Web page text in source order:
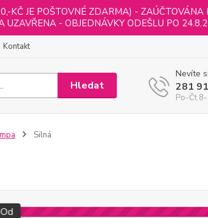
KČ JE POŠTOVNÉ ZDARMA) -
UZAVŘENA - OBJEDNÁVKY ODEŠLU PO
Kontakt
Hledat
Nevíte
281
Po-Čt
Silná
Od